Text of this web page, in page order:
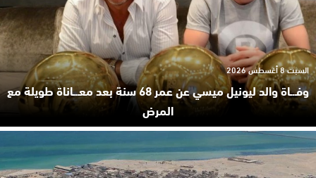
وفـ.ـاة والد ليونيل ميسي عن عمر 68 سنة بعد معـ.ـاناة طويلة مع
المرض
السبت 8 أغسطس 2026